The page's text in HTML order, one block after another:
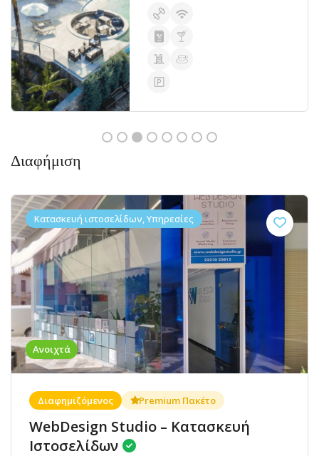
Διαφήμιση
Ανοιχτά
Κατασκευή ιστοσελίδων, Υπηρεσίες
Διαφημιζόμενος Premium Πακέτο
WebDesign Studio – Κατασκευή
Ιστοσελίδων